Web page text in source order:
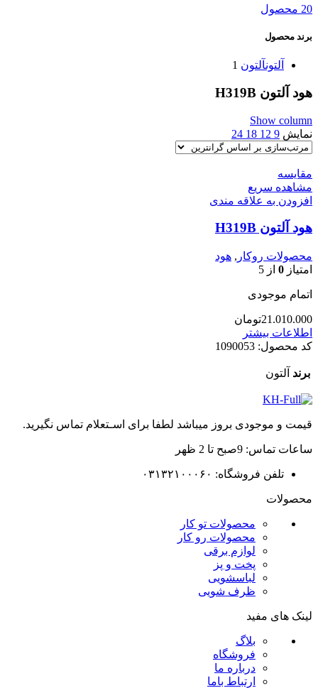
20 محصول
برند محصول
آلتونآلتون 1
هود آلتون H319B
Show column
نمایش 9
12
18
24
مقایسه
مشاهده سریع
افزودن به علاقه مندی
هود آلتون H319B
محصولات روکار , هود
امتیاز 0 از 5
اتمام موجودی
21.010.000تومان
اطلاعات بیشتر
کد محصول: 1090053
برند آلتون
قیمت و موجودی بروز میباشد لطفا برای اسـتعلام تماس نگیرید.
ساعات تماس: 9صبح تا 2 ظهر
تلفن فروشگاه: ۰۳۱۳۲۱۰۰۰۶۰
محصولات
محصولات تو کار
محصولات رو کار
لوازم برقی
پخت و پز
لباسشویی
ظرف شویی
لینک های مفید
بلاگ
فروشگاه
درباره ما
ارتباط باما